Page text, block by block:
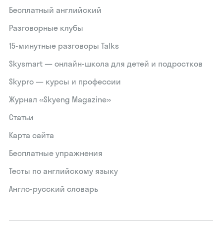
Бесплатный английский
Разговорные клубы
15‑минутные разговоры Talks
Skysmart — онлайн-школа для детей и подростков
Skypro — курсы и профессии
Журнал «Skyeng Magazine»
Статьи
Карта сайта
Бесплатные упражнения
Тесты по английскому языку
Англо-русский словарь